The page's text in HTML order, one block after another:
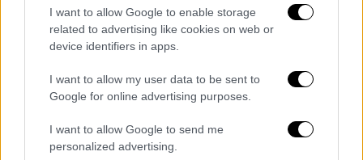
I want to allow Google to enable storage
related to advertising like cookies on web or
device identifiers in apps.
I want to allow my user data to be sent to
Google for online advertising purposes.
I want to allow Google to send me
personalized advertising.
«Έφυγε μια από τις πιο επιδραστικές
γυναίκες της μουσικής και της ροκ. A legend.
RIP Tina» έγραψε κάποιος άλλος. «Καλό
ταξίδι στους Αγγέλους στην φωνάρα, τα πιο
όμορφα πόδια της μουσικής βιομηχανίας, την
ερμηνεύτρια αναμνήσεων της νεότητας μας»
σημείωσε ένας τρίτος.